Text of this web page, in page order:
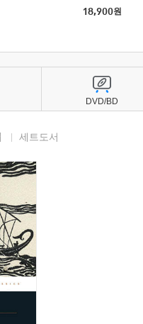
18,900원
세트도서
DVD/BD